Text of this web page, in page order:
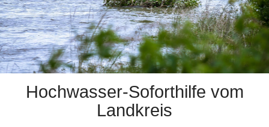
Hochwasser-Soforthilfe vom
Landkreis